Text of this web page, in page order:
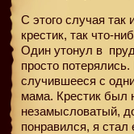
С этого случая так
крестик, так что-
Один утонул в
просто
случившееся с
мама. Крестик был
незамысловатый,
понравился, я стал